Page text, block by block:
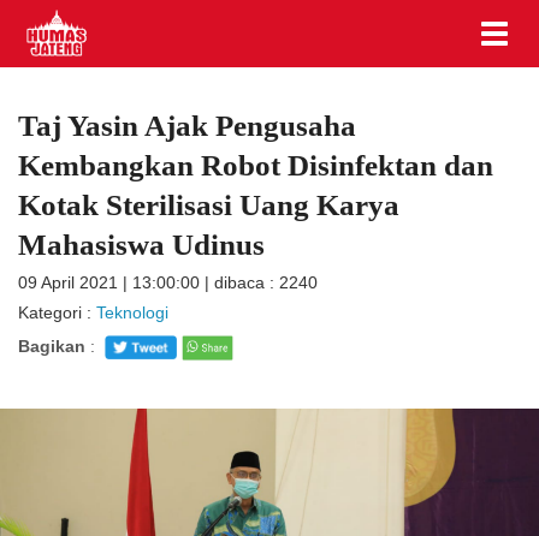
Taj Yasin Ajak Pengusaha
Kembangkan Robot Disinfektan dan
Kotak Sterilisasi Uang Karya
Mahasiswa Udinus
09 April 2021 | 13:00:00 | dibaca : 2240
Kategori : Teknologi
Bagikan :